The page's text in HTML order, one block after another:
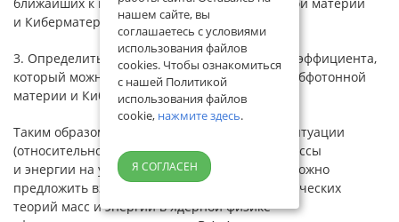
и Киберматерии.
3. Определиться с выбором того или иного коэффициента,
который можно принять за единицу массы Субфотонной
материи и Киберматерии.
Таким образом, для выхода из создавшейся ситуации
(относительно неопределенности понятий массы
и энергии на уровне элементарных частиц) можно
предложить взять за основу построения физических
теорий масс и энергий в ядерной физике
нашем сайте, вы
соглашаетесь с условиями
использования файлов
cookies. Чтобы ознакомиться
с нашей Политикой
использования файлов
cookie, нажмите здесь.
Я СОГЛАСЕН